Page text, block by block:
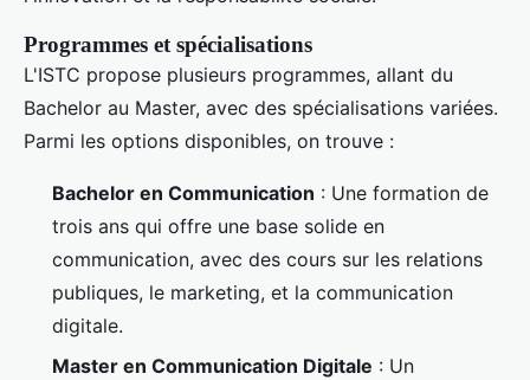
Programmes et spécialisations
L'ISTC propose plusieurs programmes, allant du
Bachelor au Master, avec des spécialisations variées.
Parmi les options disponibles, on trouve :
Bachelor en Communication : Une formation de
trois ans qui offre une base solide en
communication, avec des cours sur les relations
publiques, le marketing, et la communication
digitale.
Master en Communication Digitale : Un